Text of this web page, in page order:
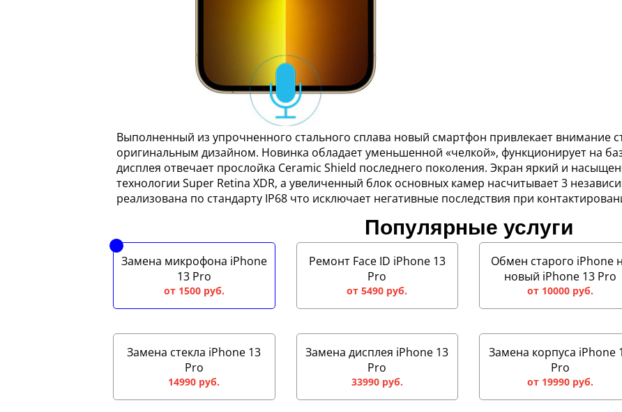
Выполненный из упрочненного стального сплава новый смартфон привлекает внимание
оригинальным дизайном. Новинка обладает уменьшенной «челкой», функционирует на
дисплея отвечает прослойка Ceramic Shield последнего поколения. Экран яркий и
технологии Super Retina XDR, а увеличенный блок основных камер насчитывает 3
реализована по стандарту IP68 что исключает негативные последствия при
Популярные услуги
Замена микрофона iPhone
13 Pro
от 1500 руб.
Ремонт Face ID iPhone 13
Pro
от 5490 руб.
Обмен старого iPhone
новый iPhone 13 Pro
от 10000 руб.
Замена стекла iPhone 13
Pro
14990 руб.
Замена дисплея iPhone 13
Pro
33990 руб.
Замена корпуса iPhone
Pro
от 19990 руб.